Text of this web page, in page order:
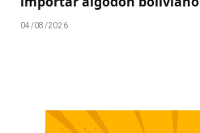
04/08/2026